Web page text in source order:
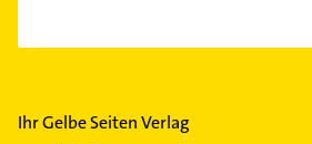
Ihr Gelbe Seiten Verlag